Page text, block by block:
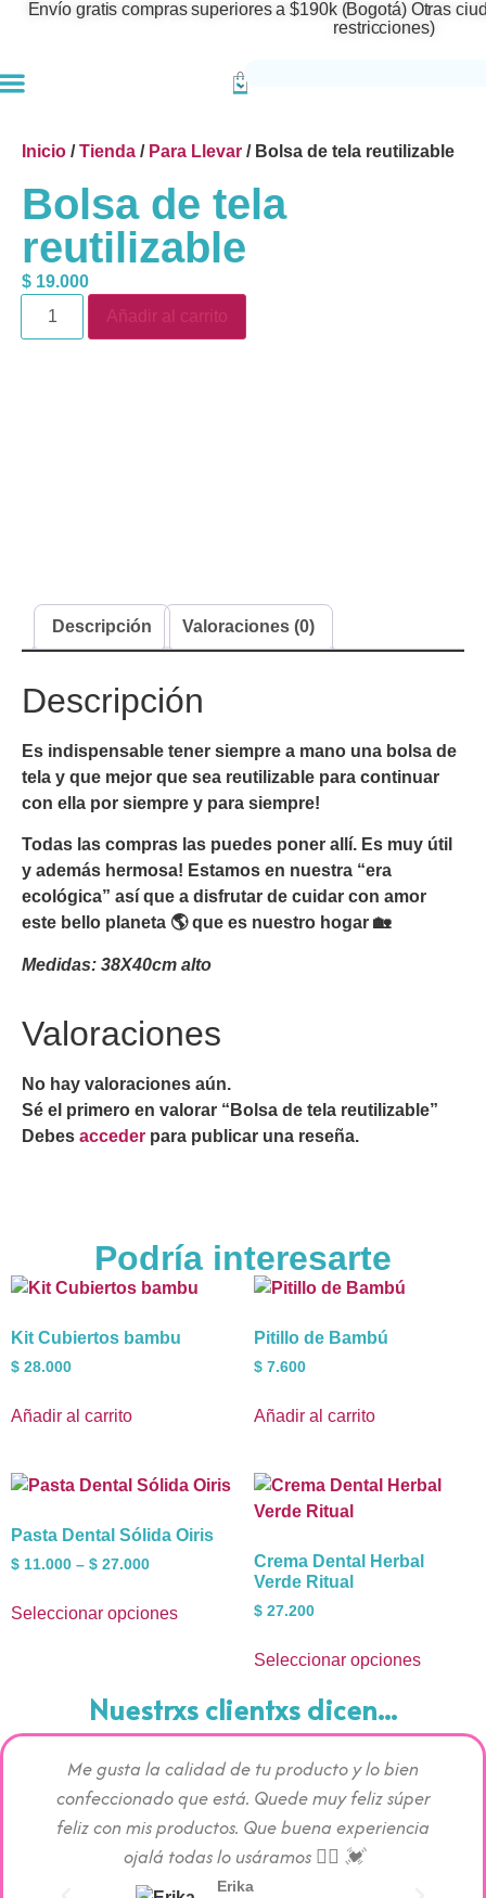
Envío gratis compras superiores a $190k (Bogotá) Otras
restricciones)
Inicio /Tienda / Para Llevar / Bolsa de tela reutilizable
Bolsa de tela
reutilizable
$ 19.000
Añadir al carrito
Descripción Valoraciones (0)
Descripción
Es indispensable tener siempre a mano una bolsa de
tela y que mejor que sea reutilizable para continuar
con ella por siempre y para siempre!
Todas las compras las puedes poner allí. Es muy útil
y además hermosa! Estamos en nuestra “era
ecológica” así que a disfrutar de cuidar con amor
este bello planeta 🌎 que es nuestro hogar 🏡
Medidas: 38X40cm alto
Valoraciones
No hay valoraciones aún.
Sé el primero en valorar “Bolsa de tela reutilizable”
Debes acceder para publicar una reseña.
Podría interesarte
Kit Cubiertos bambu
$ 28.000
Añadir al carrito
Pitillo de Bambú
$ 7.600
Añadir al carrito
Pasta Dental Sólida Oiris
$ 11.000 – $ 27.000
Seleccionar opciones
Crema Dental Herbal
Verde Ritual
$ 27.200
Seleccionar opciones
Nuestrxs clientxs dicen...
Me gusta la calidad de tu producto y lo bien
confeccionado que está. Quede muy feliz súper
feliz con mis productos. Que buena experiencia
ojalá todas lo usáramos 👯‍♀️ 💓
Erika